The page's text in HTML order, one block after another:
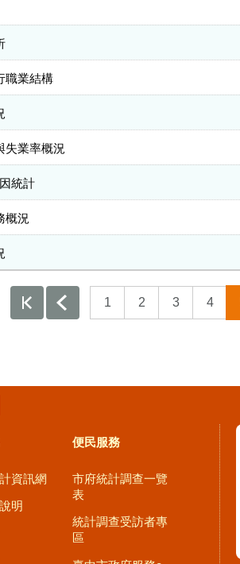
職業結構
失業率概況
統計
概況
1 2 3 4
資訊網
明
便民服務
市府統計調查一覽
表
統計調查受訪者專
區